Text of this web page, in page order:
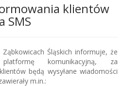
klientów
SMS
Śląskich informuje, że
komunikacyjną, za
będą wysyłane wiadomości
m.in.: